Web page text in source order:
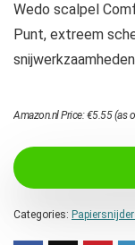
Wedo scalpel
Punt, extreem
Amazon.nl Price:€5.55(as
Categories: